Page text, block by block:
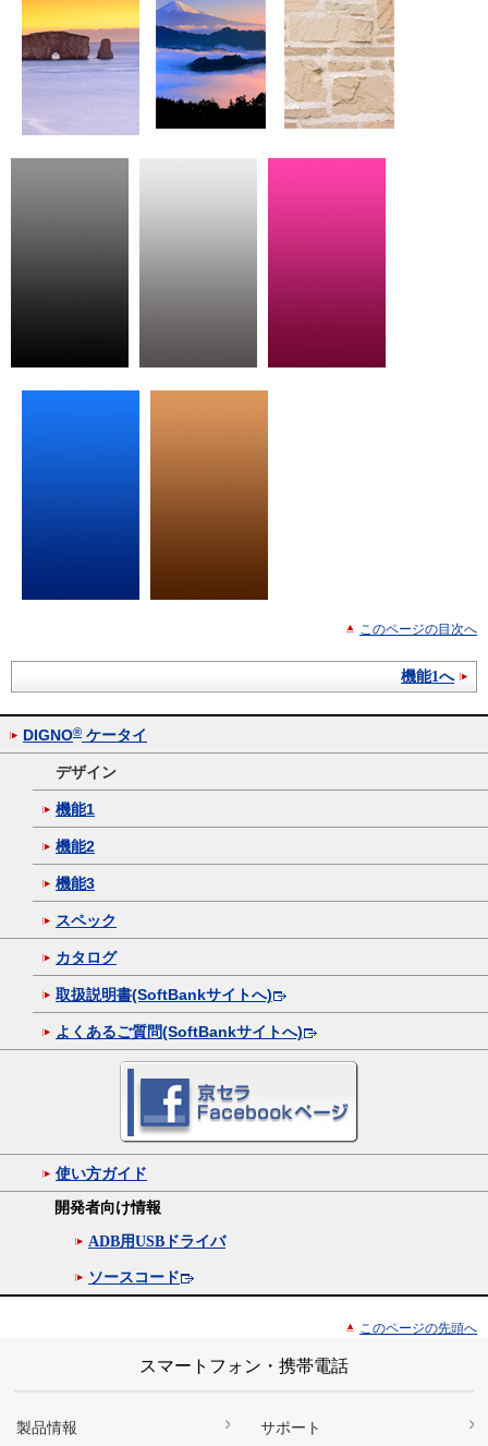
このページの目次へ
機能1へ
DIGNO® ケータイ
デザイン
機能1
機能2
機能3
スペック
カタログ
取扱説明書(SoftBankサイトへ)
よくあるご質問(SoftBankサイトへ)
使い方ガイド
開発者向け情報
ADB用USBドライバ
ソースコード
このページの先頭へ
スマートフォン・携帯電話
製品情報 サポート